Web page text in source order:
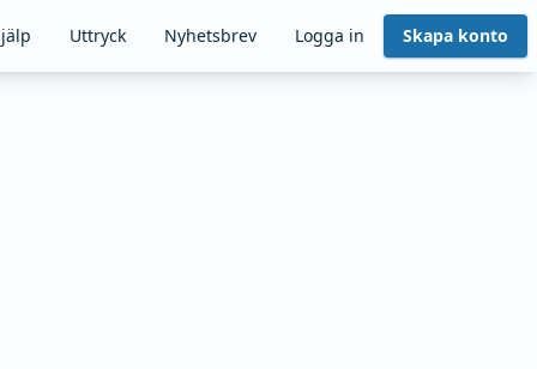
Uttryck Nyhetsbrev Logga in Skapa konto